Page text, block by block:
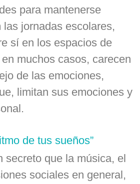
para mantenerse
jornadas escolares,
sí en los espacios de
muchos casos, carecen
de las emociones,
limitan sus emociones y
de tus sueños”
secreto que la música, el
sociales en general,